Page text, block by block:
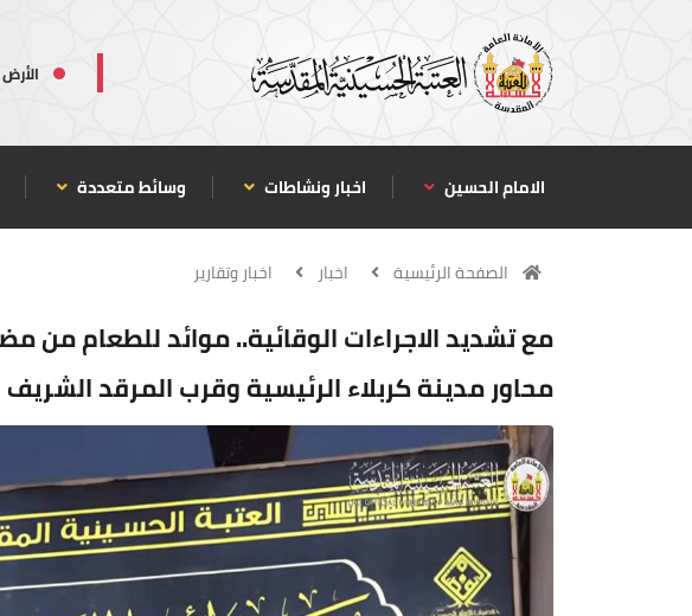
الامام الحسين اخبار ونشاطات وسائط متعددة
الصفحة الرئيسية اخبار اخبار وتقارير
مع تشديد الاجراءات الوقائية.. موائد للطعام من
محاور مدينة كربلاء الرئيسية وقرب المرقد الشريف